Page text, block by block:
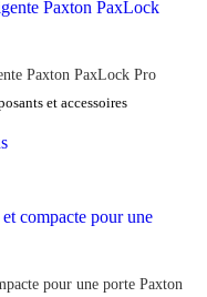
Paxton PaxLock Pro
et accessoires
pour une porte Paxton